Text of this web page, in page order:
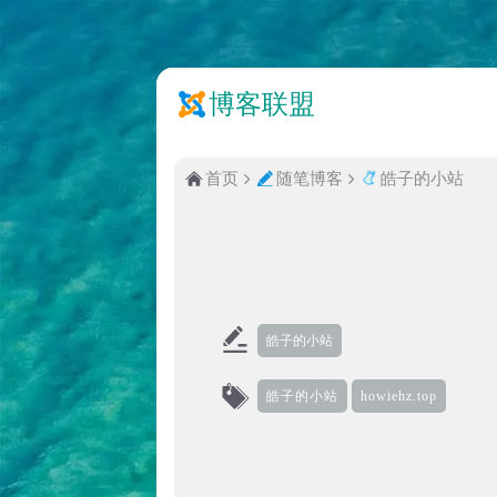
博客联盟
首页 随笔博客 皓子的小站
皓子的小站
皓子的小站 howiehz.top